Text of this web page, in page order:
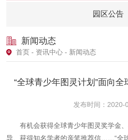
园区公告
新闻动态
首页 - 资讯中心 - 新闻动态
“全球青少年图灵计划”面向
发布时间：2020-
有机会获得全球青少年图灵奖学金
导、获得知名学者的亲笔推荐信……“全